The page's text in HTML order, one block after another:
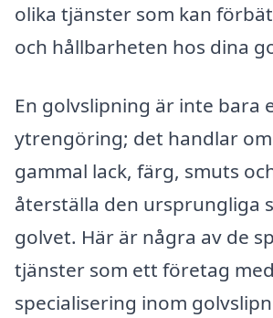
olika tjänster som kan
och hållbarheten hos dina
En golvslipning är inte bara
ytrengöring; det handlar
gammal lack, färg, smuts
återställa den ursprungliga
golvet. Här är några av de
tjänster som ett företag med
specialisering inom